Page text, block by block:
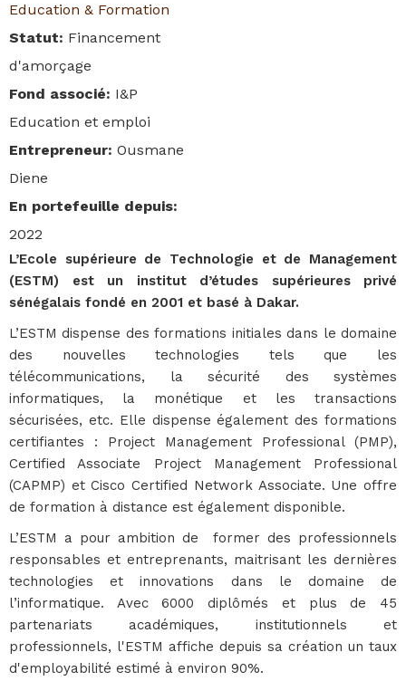
Education & Formation
Statut: Financement
d'amorçage
Fond associé: I&P
Education et emploi
Entrepreneur: Ousmane
Diene
En portefeuille depuis:
2022
L’Ecole supérieure de Technologie et de Management
(ESTM) est un institut d’études supérieures privé
sénégalais fondé en 2001 et basé à Dakar.
L’ESTM dispense des formations initiales dans le domaine
des nouvelles technologies tels que les
télécommunications, la sécurité des systèmes
informatiques, la monétique et les transactions
sécurisées, etc. Elle dispense également des formations
certifiantes : Project Management Professional (PMP),
Certified Associate Project Management Professional
(CAPMP) et Cisco Certified Network Associate. Une offre
de formation à distance est également disponible.
L’ESTM a pour ambition de former des professionnels
responsables et entreprenants, maitrisant les dernières
technologies et innovations dans le domaine de
l’informatique. Avec 6000 diplômés et plus de 45
partenariats académiques, institutionnels et
professionnels, l'ESTM affiche depuis sa création un taux
d'employabilité estimé à environ 90%.